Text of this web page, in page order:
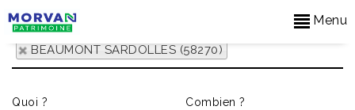
Menu
BEAUMONT SARDOLLES (58270)